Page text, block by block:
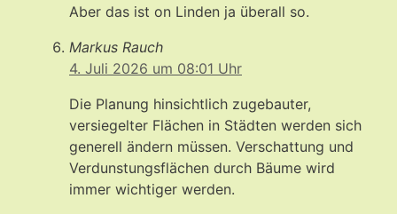
Aber das ist on Linden ja überall so.
Markus Rauch
4. Juli 2026 um 08:01 Uhr
Die Planung hinsichtlich zugebauter,
versiegelter Flächen in Städten werden sich
generell ändern müssen. Verschattung und
Verdunstungsflächen durch Bäume wird
immer wichtiger werden.